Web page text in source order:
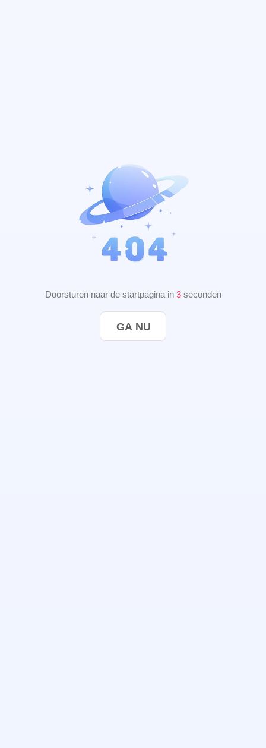
Doorsturen naar de startpagina in 2seconden
GA NU